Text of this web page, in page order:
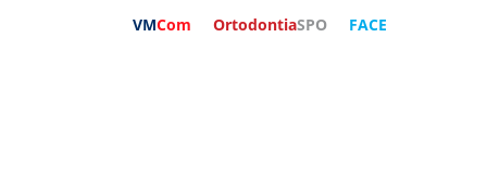
VMCom OrtodontiaSPO FACE